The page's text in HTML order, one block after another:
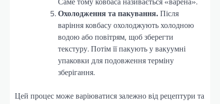
Охолодження та пакування.Після
варіння ковбасу охолоджують холодною
водою або повітрям, щоб зберегти
текстуру. Потім її пакують у вакуумні
упаковки для подовження терміну
зберігання.
Цей процес може варіюватися залежно від рецептури та